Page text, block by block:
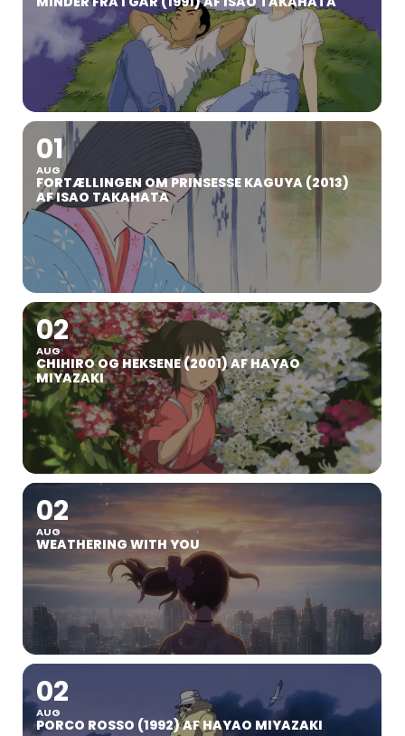
01
AUG
FORTÆLLINGEN OM PRINSESSE KAGUYA (2013)
AF ISAO TAKAHATA
02
AUG
CHIHIRO OG HEKSENE (2001) AF HAYAO
MIYAZAKI
02
AUG
WEATHERING WITH YOU
02
AUG
PORCO ROSSO (1992) AF HAYAO MIYAZAKI